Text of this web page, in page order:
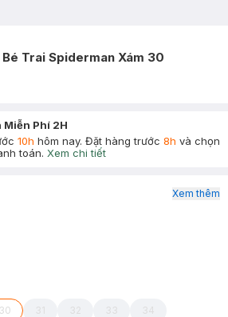
Trai Spiderman Xám 30
Miễn Phí 2H
10h hôm nay. Đặt hàng trước 8h và chọn
toán. Xem chi tiết
30 31 32 33 34
Xem thêm